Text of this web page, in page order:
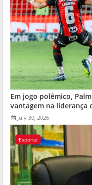
Em jogo polêmico,
vantagem na liderança
July 30, 2026
Esporte